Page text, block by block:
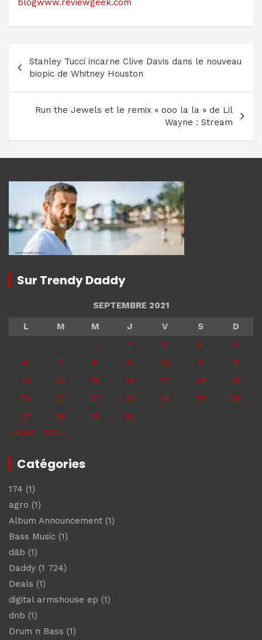
blogwww.reviewgeek.com
Navigation
de
l’article
Stanley Tucci incarne Clive Davis dans le nouveau
biopic de Whitney Houston
Run the Jewels et le remix « ooo la la » de Lil
Wayne : Stream
Sur Trendy Daddy
SEPTEMBRE 2021
L
M M J V S
D
1
2 3 4
5
6
7 8 9 10 11
12
13
14 15 16 17 18
19
20
21 22 23 24 25
26
27
28 29
30
« Août
Oct »
Catégories
174 (1)
agro (1)
Album Announcement (1)
Bass Music (1)
d&b (1)
Daddy (1 724)
Deals (1)
digital armshouse ep (1)
dnb (1)
Drum n Bass (1)